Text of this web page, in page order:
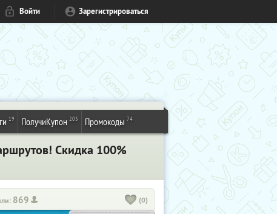
Войти Зарегистрироваться
19 ПолучиКупон 203 Промокоды 74
Скидка 100%
869 (0)